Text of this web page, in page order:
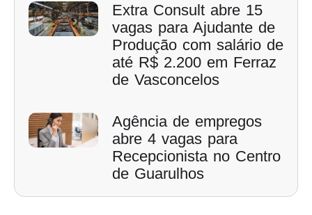
Extra Consult abre 15
vagas para Ajudante de
Produção com salário de
até R$ 2.200 em Ferraz
de Vasconcelos
Agência de empregos
abre 4 vagas para
Recepcionista no Centro
de Guarulhos